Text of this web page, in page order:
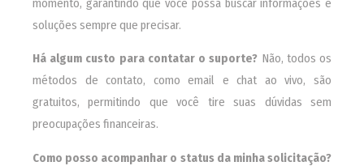
soluções sempre que precisar.
Há algum custo para contatar o suporte? Não, todos os
métodos de contato, como email e chat ao vivo, são
gratuitos, permitindo que você tire suas dúvidas sem
preocupações financeiras.
Como posso acompanhar o status da minha solicitação?